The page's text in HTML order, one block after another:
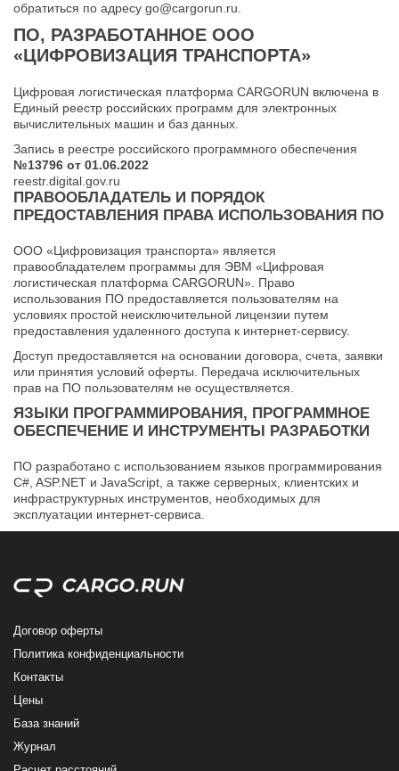
обратиться по адресу go@cargorun.ru
ПО, РАЗРАБОТАННОЕ ООО
«ЦИФРОВИЗАЦИЯ ТРАНСПОРТА»
Цифровая логистическая платформа CARGORUN включена в
Единый реестр российских программ для электронных
вычислительных машин и баз данных.
Запись в реестре российского программного обеспечения
№13796 от 01.06.2022
reestr.digital.gov.ru
ПРАВООБЛАДАТЕЛЬ И ПОРЯДОК
ПРЕДОСТАВЛЕНИЯ ПРАВА ИСПОЛЬЗОВАНИЯ ПО
ООО «Цифровизация транспорта» является
правообладателем программы для ЭВМ «Цифровая
логистическая платформа CARGORUN». Право
использования ПО предоставляется пользователям на
условиях простой неисключительной лицензии путем
предоставления удаленного доступа к интернет-сервису.
Доступ предоставляется на основании договора, счета, заявки
или принятия условий оферты. Передача исключительных
прав на ПО пользователям не осуществляется.
ЯЗЫКИ ПРОГРАММИРОВАНИЯ, ПРОГРАММНОЕ
ОБЕСПЕЧЕНИЕ И ИНСТРУМЕНТЫ РАЗРАБОТКИ
ПО разработано с использованием языков программирования
C#, ASP.NET и JavaScript, а также серверных, клиентских и
инфраструктурных инструментов, необходимых для
эксплуатации интернет-сервиса.
Договор оферты
Политика конфиденциальности
Контакты
Цены
База знаний
Журнал